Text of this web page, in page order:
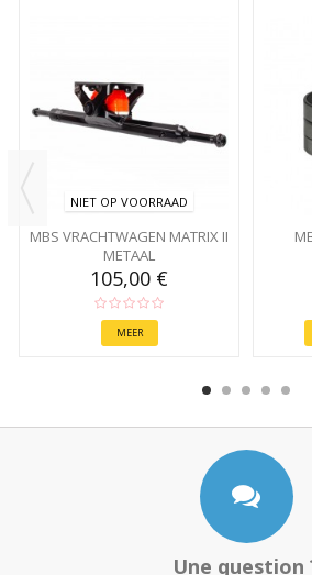
NIET OP VOORRAAD
MBS VRACHTWAGEN MATRIX II
METAAL
105,00 €
MEER
Une question